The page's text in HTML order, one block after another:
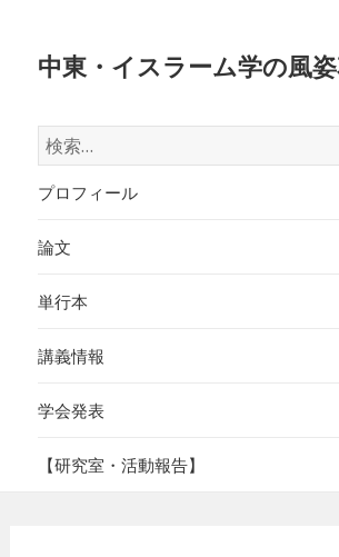
中東・イスラーム学の風
検
索:
プロフィール
論文
単行本
講義情報
学会発表
【研究室・活動報告】